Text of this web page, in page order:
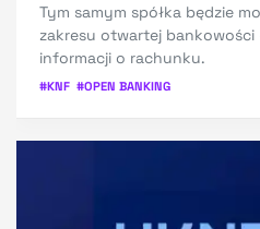
Tym samym spółka będzie
zakresu otwartej
informacji o rachunku.
#KNF #OPEN BANKING